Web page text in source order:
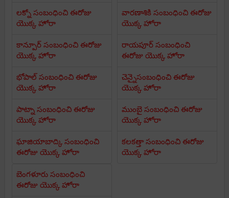
లక్నో సంబంధించి ఈరోజు
యొక్క హోరా
కాన్పూర్ సంబంధించి ఈరోజు
యొక్క హోరా
భోపాల్ సంబంధించి ఈరోజు
యొక్క హోరా
పాట్నా సంబంధించి ఈరోజు
యొక్క హోరా
ఘాజియాబాద్కి సంబంధించి
ఈరోజు యొక్క హోరా
వారణాశికి సంబంధించి ఈరోజు
యొక్క హోరా
రాయపూర్ సంబంధించి
ఈరోజు యొక్క హోరా
చెన్నైసంబంధించి ఈరోజు
యొక్క హోరా
ముంబై సంబంధించి ఈరోజు
యొక్క హోరా
కలకత్తా సంబంధించి ఈరోజు
యొక్క హోరా
బెంగళూరు సంబంధించి
ఈరోజు యొక్క హోరా